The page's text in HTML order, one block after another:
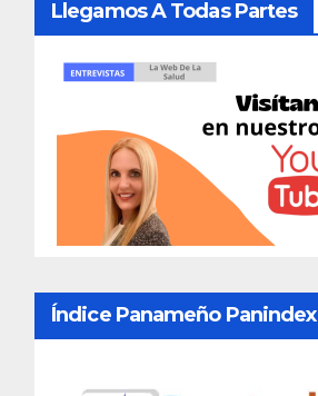
Llegamos A Todas Partes
Índice Panameño Panindex